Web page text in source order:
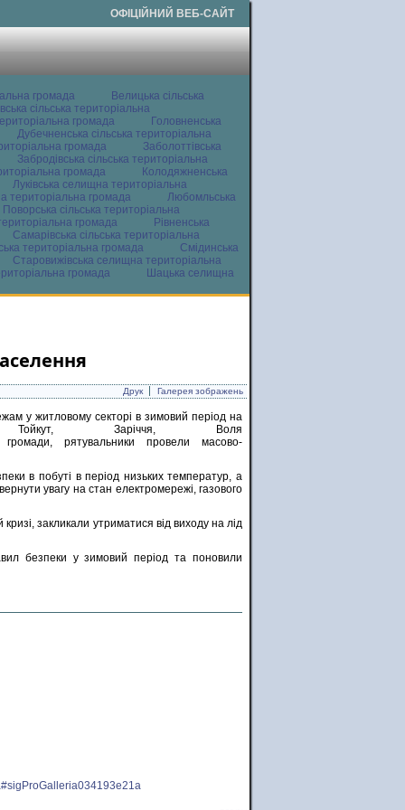
ОФІЦІЙНИЙ ВЕБ-САЙТ
громада
Велицька сільська
сільська територіальна
громада
Головненська
Дубечненська сільська територіальна
громада
Заболоттівська
Забродівська сільська територіальна
громада
Колодяжненська
Луківська селищна територіальна
територіальна громада
Любомльська
Поворська сільська територіальна
громада
Рівненська
Самарівська сільська територіальна
територіальна громада
Смідинська
Старовижівська селищна територіальна
громада
Шацька селищна
Друк Галерея зображень
у житловому секторі в зимовий період на
Заріччя, Воля
громади, рятувальники провели масово-
в побуті в період низьких температур, а
увагу на стан електромережі, газового
закликали утриматися від виходу на лід
безпеки у зимовий період та поновили